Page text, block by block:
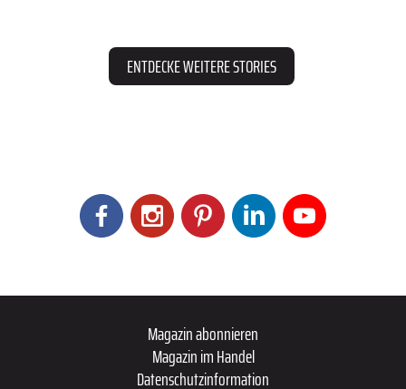
ENTDECKE WEITERE STORIES
Magazin abonnieren
Magazin im Handel
Datenschutzinformation